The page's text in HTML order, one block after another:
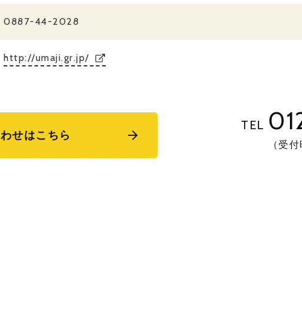
0887-44-2028
http://umaji.gr.jp/
せはこちら
TEL
（受